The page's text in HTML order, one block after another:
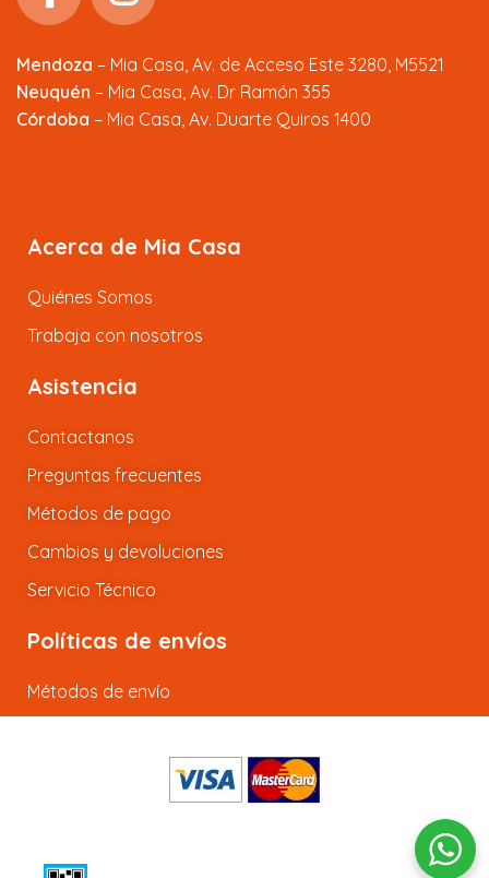
Mendoza – Mia Casa, Av. de Acceso Este 3280, M5521
Neuquén – Mia Casa, Av. Dr Ramón 355
Córdoba – Mia Casa, Av. Duarte Quiros 1400
Acerca de Mia Casa
Quiénes Somos
Trabaja con nosotros
Asistencia
Contactanos
Preguntas frecuentes
Métodos de pago
Cambios y devoluciones
Servicio Técnico
Políticas de envíos
Métodos de envío